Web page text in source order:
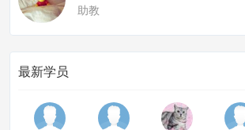
助教
最新学员